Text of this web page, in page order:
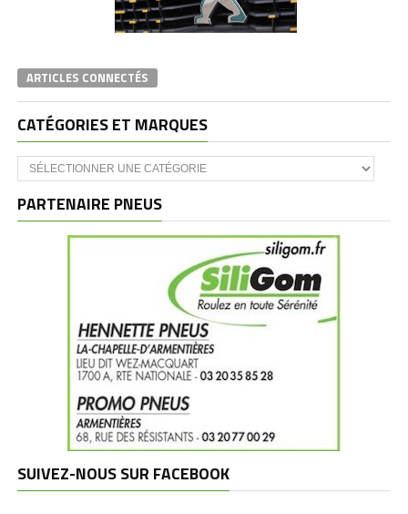
ARTICLES CONNECTÉS
CATÉGORIES ET MARQUES
Catégories
et
PARTENAIRE PNEUS
SUIVEZ-NOUS SUR FACEBOOK